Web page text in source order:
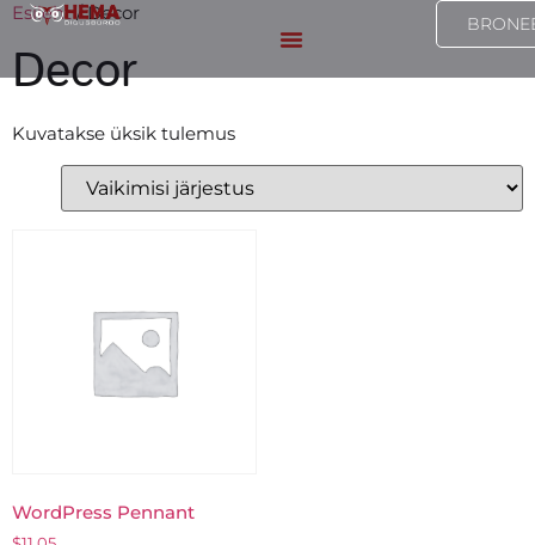
Esileht/ Decor
Decor
Kuvatakse üksik tulemus
WordPress Pennant